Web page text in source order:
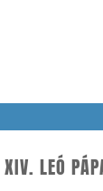
XIV. LEÓ